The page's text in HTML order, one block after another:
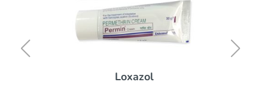
Loxazol